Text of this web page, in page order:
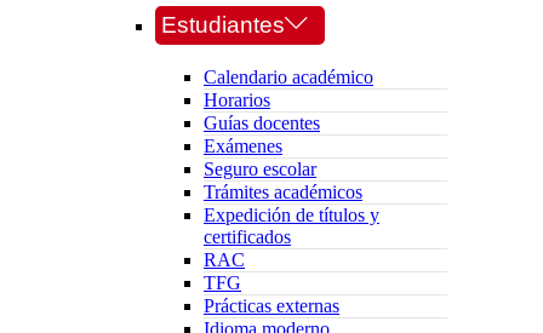
Estudiantes
Calendario académico
Horarios
Guías docentes
Exámenes
Seguro escolar
Trámites académicos
Expedición de títulos y
certificados
RAC
TFG
Prácticas externas